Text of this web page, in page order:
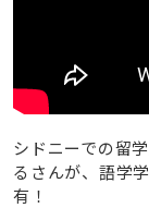
シドニーでの留
るさんが、語学
有！